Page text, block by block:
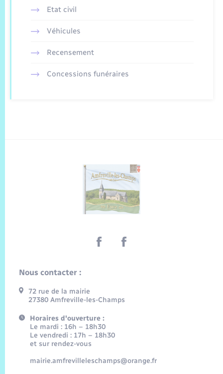
Etat civil
Véhicules
Recensement
Concessions funéraires
Nous contacter :
72 rue de la mairie
27380 Amfreville-les-Champs
Horaires d'ouverture :
Le mardi : 16h – 18h30
Le vendredi : 17h – 18h30
et sur rendez-vous
mairie.amfrevilleleschamps@orange.fr